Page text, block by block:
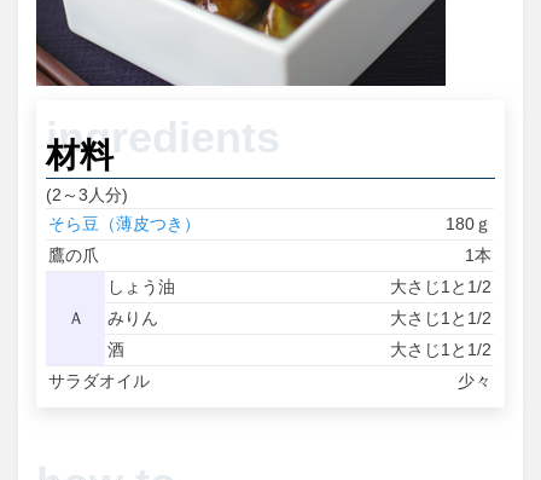
材料
(2～3人分)
そら豆（薄皮つき）
180ｇ
鷹の爪
1本
Ａ
しょう油
大さじ1と1/2
みりん
大さじ1と1/2
酒
大さじ1と1/2
サラダオイル
少々